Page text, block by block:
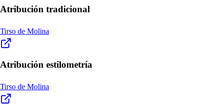
Atribución tradicional
Tirso de Molina
Atribución estilometría
Tirso de Molina